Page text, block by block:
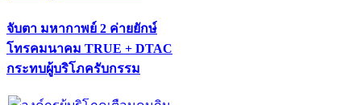
จับตา มหากาพย์ 2 ค่ายยักษ์
โทรคมนาคม TRUE + DTAC
กระทบผู้บริโภครับกรรม